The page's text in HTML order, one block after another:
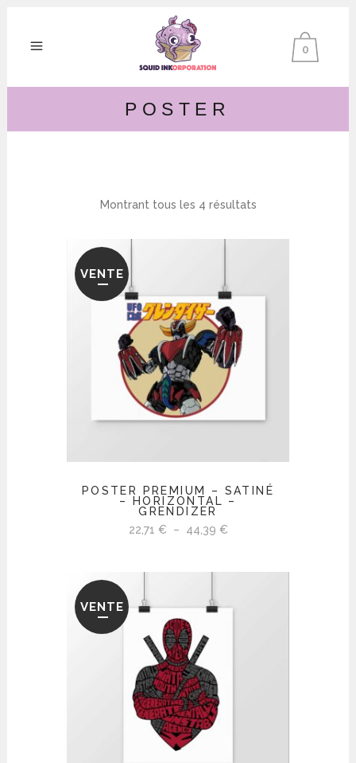
0
POSTER
Montrant tous les 4 résultats
VENTE
POSTER PREMIUM – SATINÉ
– HORIZONTAL –
GRENDIZER
22,71 € – 44,39 €Plage
à
VENTE